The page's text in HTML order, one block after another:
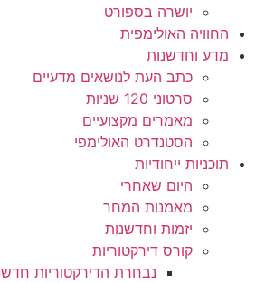
יושרה בספורט
החוויה האולימפית
מדע וחדשנות
כתב העת לנושאים מדעיים
סרטוני 120 שניות
מאמרים מקצועיים
הסטנדרט האולימפי
תוכניות ייחודיות
היום שאחרי
מאמנות המחר
יזמות וחדשנות
קורס דירקטוריות
נבחרת הדירקטוריות חדש